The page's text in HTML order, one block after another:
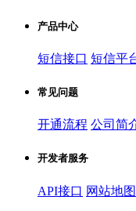
产品中心
短信接口 短信平
常见问题
开通流程 公司简
开发者服务
API接口 网站地图